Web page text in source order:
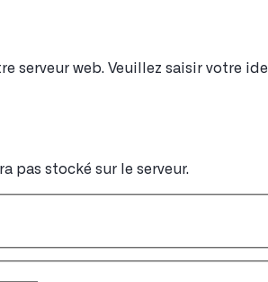
serveur web. Veuillez saisir votre
pas stocké sur le serveur.